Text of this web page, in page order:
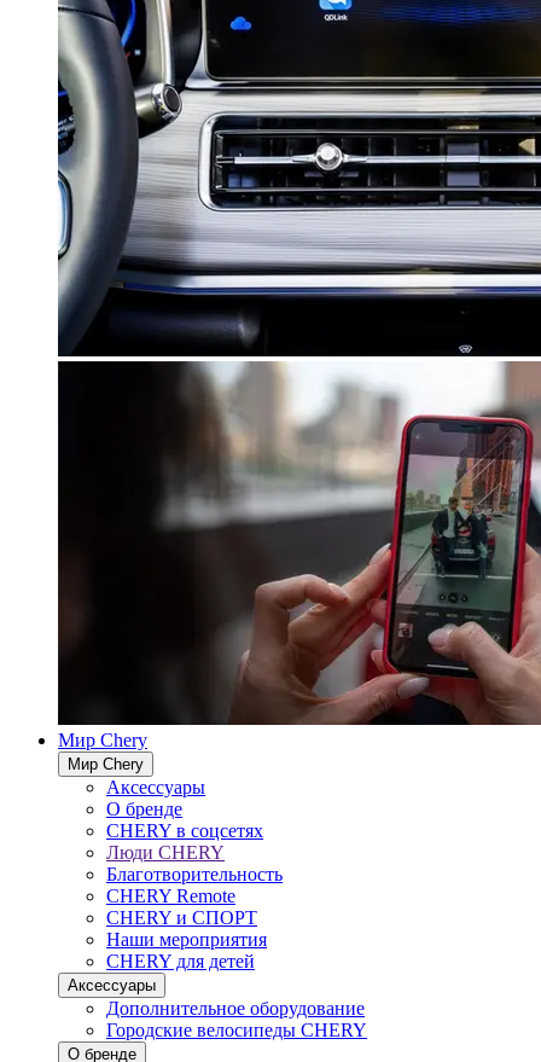
Мир Chery
Мир Chery
Аксессуары
О бренде
CHERY в соцсетях
Люди CHERY
Благотворительность
CHERY Remote
CHERY и СПОРТ
Наши мероприятия
CHERY для детей
Аксессуары
Дополнительное оборудование
Городские велосипеды CHERY
О бренде